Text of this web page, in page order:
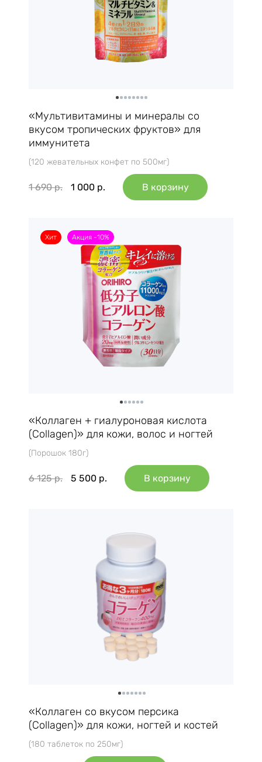
«Мультивитамины и минералы со
вкусом тропических фруктов» для
иммунитета
(120 жевательных конфет по 500мг)
1 690р. 1 000 р. В корзину
Хит Акция -10%
«Коллаген + гиалуроновая кислота
(Collagen)» для кожи, волос и ногтей
(Порошок 180г)
6 125р. 5 500 р. В корзину
«Коллаген со вкусом персика
(Collagen)» для кожи, ногтей и костей
(180 таблеток по 250мг)